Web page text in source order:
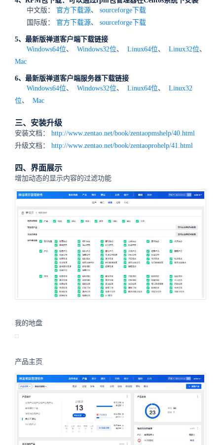
中文版： 官方下载源、 sourceforge下载
国际版： 官方下载源、 sourceforge下载
5、最新版禅道客户端下载链接
Windows64位、 Windows32位、 Linux64位、 Linux32位、
Mac
6、最新版禅道客户端服务器下载链接
Windows64位、 Windows32位、 Linux64位、 Linux32
位、 Mac
三、安装升级
安装文档： http://www.zentao.net/book/zentaopmshelp/40.html
升级文档： http://www.zentao.net/book/zentaoprohelp/41.html
四、界面展示
增加动态的显示内容的过滤功能
我的地盘
产品主页